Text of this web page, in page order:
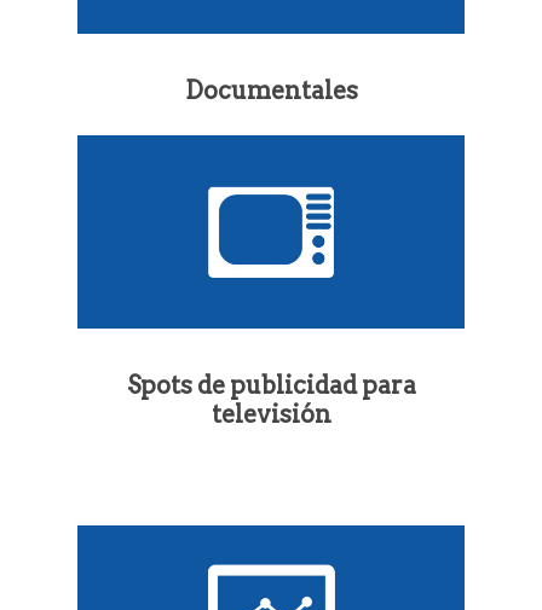
Documentales
Spots de publicidad para
televisión